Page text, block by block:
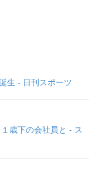
生 - 日刊スポーツ
歳下の会社員と - ス